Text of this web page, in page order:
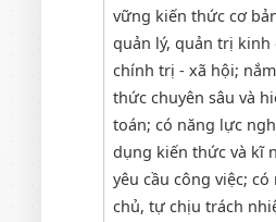
vững kiến thức cơ
quản lý, quản trị kinh
chính trị - xã hội;
thức chuyên sâu và
toán; có năng lực
dụng kiến thức và kĩ
yêu cầu công việc;
chủ, tự chịu trách